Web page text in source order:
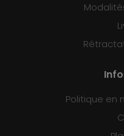
Politique en